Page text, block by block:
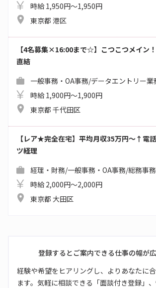
時給 1,950円～1,950円
東京都 港区
【4名募集×16:00まで☆】こつこつメイン
直結
一般事務・OA事務/データエントリー業
時給 1,900円～1,900円
東京都 千代田区
【レア★完全在宅】平均月収35万円～↑電
ツ経理
経理・財務/一般事務・OA事務/総務事務
時給 2,000円～2,000円
東京都 大田区
登録するとご案内できる仕事の幅が
経験や希望をヒアリングし、よりあなたに
ます。気軽に相談できる「面談付き登録」